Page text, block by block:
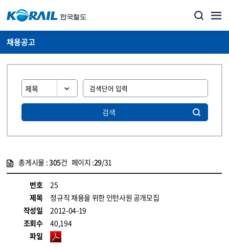
채용공고
검색
총게시물 :305건 페이지 :29/31
번호
25
제목
정규직 채용을 위한 인턴사원 공개모집
작성일
2012-04-19
조회수
40,194
파일